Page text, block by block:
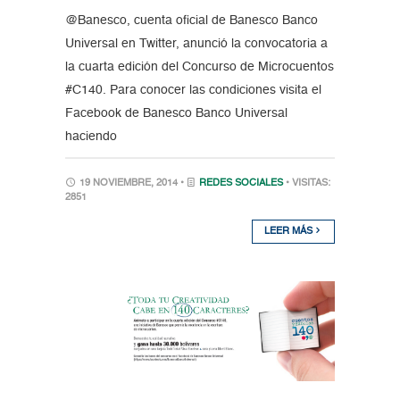
@Banesco, cuenta oficial de Banesco Banco
Universal en Twitter, anunció la convocatoria a
la cuarta edición del Concurso de Microcuentos
#C140. Para conocer las condiciones visita el
Facebook de Banesco Banco Universal
haciendo
19 NOVIEMBRE, 2014 • REDES SOCIALES • VISITAS:
2851
LEER MÁS